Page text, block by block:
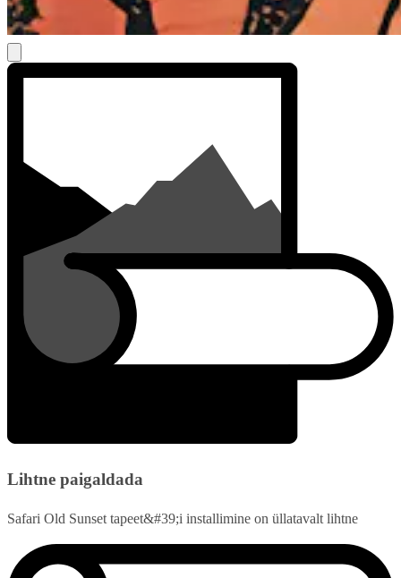
Lihtne paigaldada
Safari Old Sunset tapeet&#39;i installimine on üllatavalt lihtne